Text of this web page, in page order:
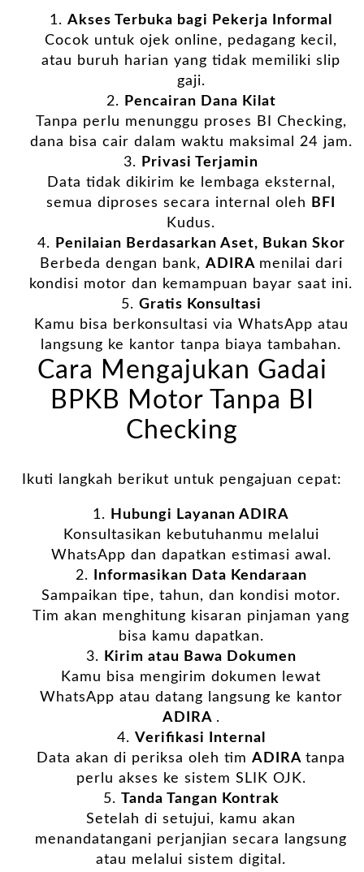
Akses Terbuka bagi Pekerja Informal
Cocok untuk ojek online, pedagang kecil,
atau buruh harian yang tidak memiliki slip
gaji.
Pencairan Dana Kilat
Tanpa perlu menunggu proses BI Checking,
dana bisa cair dalam waktu maksimal 24 jam.
Privasi Terjamin
Data tidak dikirim ke lembaga eksternal,
semua diproses secara internal oleh
BFI
Kudus.
Penilaian Berdasarkan Aset, Bukan Skor
Berbeda dengan bank, ADIRA menilai dari
kondisi motor dan kemampuan bayar saat ini.
Gratis Konsultasi
Kamu bisa berkonsultasi via WhatsApp atau
langsung ke kantor tanpa biaya tambahan.
Cara Mengajukan Gadai
BPKB Motor Tanpa BI
Checking
Ikuti langkah berikut untuk pengajuan cepat:
Hubungi LayananADIRA
Konsultasikan kebutuhanmu melalui
WhatsApp dan dapatkan estimasi awal.
Informasikan Data Kendaraan
Sampaikan tipe, tahun, dan kondisi motor.
Tim akan menghitung kisaran pinjaman yang
bisa kamu dapatkan.
Kirim atau Bawa Dokumen
Kamu bisa mengirim dokumen lewat
WhatsApp atau datang langsung ke kantor
ADIRA .
Verifikasi Internal
Data akan di periksa oleh timADIRAtanpa
perlu akses ke sistem SLIK OJK.
Tanda Tangan Kontrak
Setelah di setujui, kamu akan
menandatangani perjanjian secara langsung
atau melalui sistem digital.